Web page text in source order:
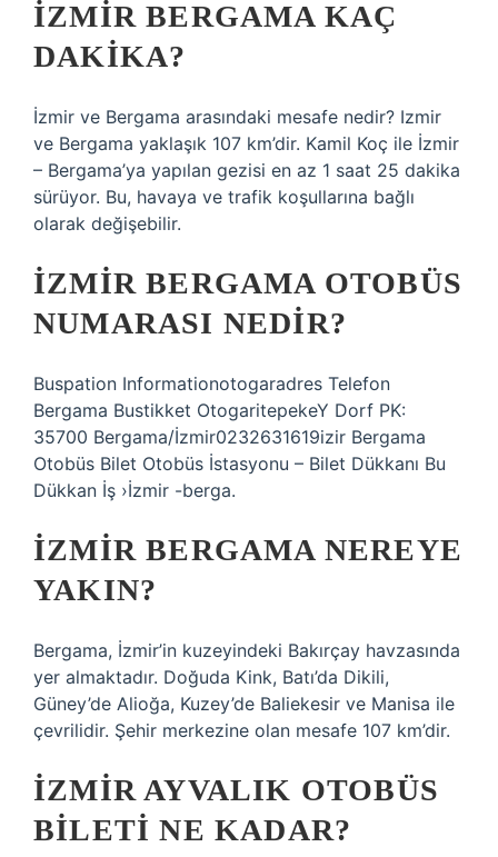
İZMIR BERGAMA KAÇ
DAKIKA?
İzmir ve Bergama arasındaki mesafe nedir? Izmir
ve Bergama yaklaşık 107 km’dir. Kamil Koç ile İzmir
– Bergama’ya yapılan gezisi en az 1 saat 25 dakika
sürüyor. Bu, havaya ve trafik koşullarına bağlı
olarak değişebilir.
İZMIR BERGAMA OTOBÜS
NUMARASI NEDIR?
Buspation Informationotogaradres Telefon
Bergama Bustikket OtogaritepekeY Dorf PK:
35700 Bergama/İzmir0232631619izir Bergama
Otobüs Bilet Otobüs İstasyonu – Bilet Dükkanı Bu
Dükkan İş ›İzmir -berga.
İZMIR BERGAMA NEREYE
YAKIN?
Bergama, İzmir’in kuzeyindeki Bakırçay havzasında
yer almaktadır. Doğuda Kink, Batı’da Dikili,
Güney’de Alioğa, Kuzey’de Baliekesir ve Manisa ile
çevrilidir. Şehir merkezine olan mesafe 107 km’dir.
İZMIR AYVALIK OTOBÜS
BILETI NE KADAR?